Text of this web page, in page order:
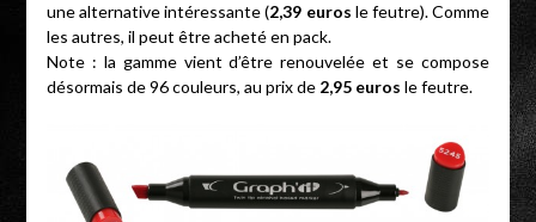
une alternative intéressante (2,39 euros le feutre). Comme
les autres, il peut être acheté en pack.
Note : la gamme vient d’être renouvelée et se compose
désormais de 96 couleurs, au prix de 2,95 euros le feutre.